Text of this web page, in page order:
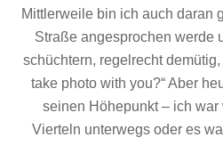
Mittlerweile bin ich auch daran
Straße angesprochen werde
schüchtern, regelrecht demütig,
take photo with you?“ Aber
seinen Höhepunkt – ich
Vierteln unterwegs oder es